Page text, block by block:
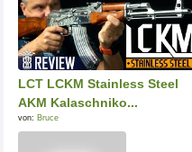
LCT LCKM Stainless Steel
AKM Kalaschniko...
von: Bruce